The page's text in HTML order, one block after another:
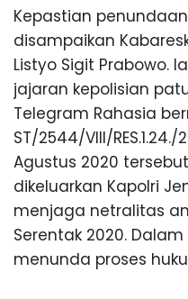
Kepastian
disampaikan
Listyo Sigit Prabowo.
jajaran kepolisian
Telegram Rahasia
ST/2544/VIII/
Agustus 2020
dikeluarkan Kapolri
menjaga netralitas
Serentak 2020.
menunda proses